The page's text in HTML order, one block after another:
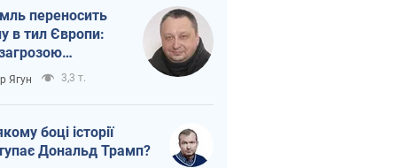
переносить
в тил Європи:
логістика
Ягун 3,3 т.
боці історії
Дональд Трамп?